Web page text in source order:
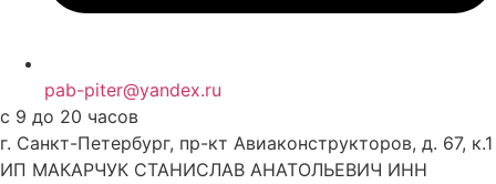
pab-piter@yandex.ru
с 9 до 20 часов
г. Санкт-Петербург, пр-кт Авиаконструкторов, д. 67, к.1
ИП МАКАРЧУК СТАНИСЛАВ АНАТОЛЬЕВИЧ ИНН